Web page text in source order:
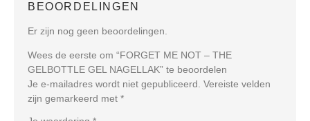
BEOORDELINGEN
Er zijn nog geen beoordelingen.
Wees de eerste om “FORGET ME NOT – THE
GELBOTTLE GEL NAGELLAK” te beoordelen
Je e-mailadres wordt niet gepubliceerd. Vereiste velden
zijn gemarkeerd met *